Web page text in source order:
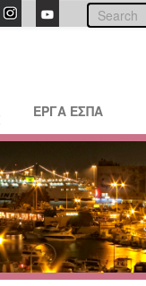
ΕΡΓΑ ΕΣΠΑ